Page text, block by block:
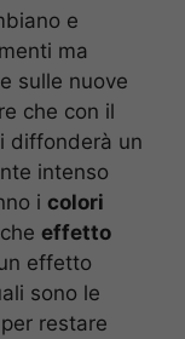
e
ma
sulle nuove
che con il
diffonderà un
intenso
i colori
effetto
effetto
sono le
per restare